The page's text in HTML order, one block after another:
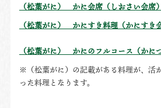
（松葉がに） かに会席（しおさい会席）
（松葉がに） かにすき料理（かにすき
（松葉がに） かにのフルコース（かに
※（松葉がに）の記載がある料理が、活
った料理となります。